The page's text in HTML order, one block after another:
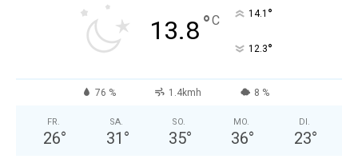
13.8°C 14.1 °
12.3°
76 % 1.4kmh 8 %
FR.
26°
SA.
31 °
SO.
35°
MO.
36°
DI.
23°